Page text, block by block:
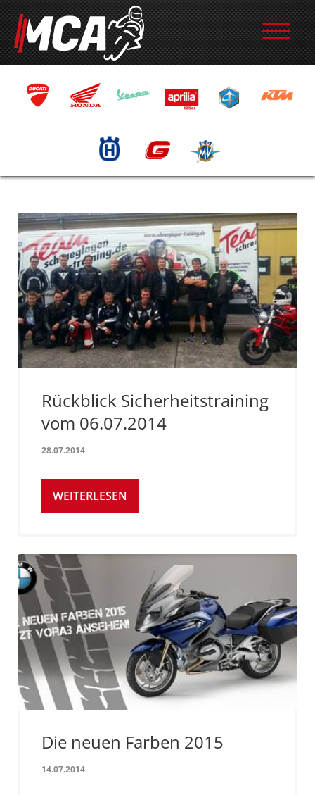
Rückblick Sicherheitstraining
vom 06.07.2014
28.07.2014
WEITERLESEN
Die neuen Farben 2015
14.07.2014